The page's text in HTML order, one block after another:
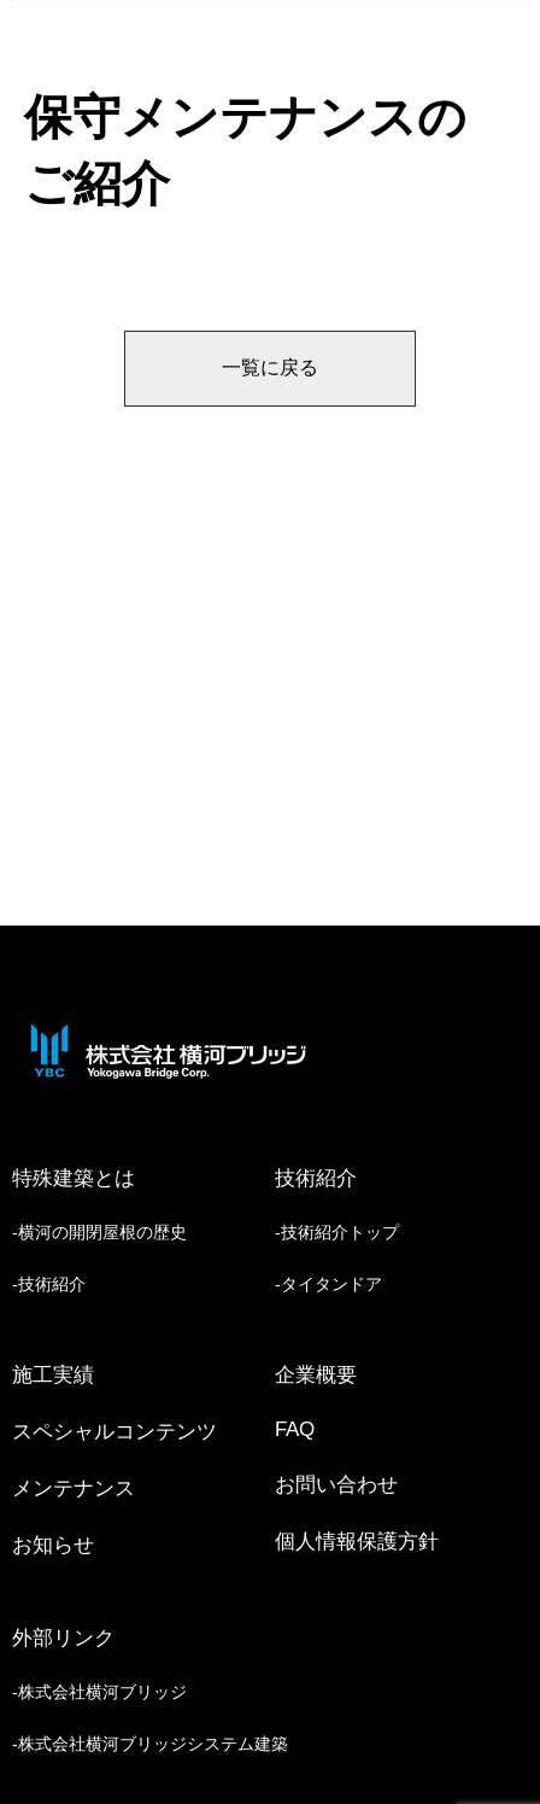
保守メンテナンスの
ご紹介
一覧に戻る
特殊建築とは
横河の開閉屋根の歴史
技術紹介
技術紹介
技術紹介トップ
タイタンドア
施工実績
スペシャルコンテンツ
メンテナンス
お知らせ
企業概要
FAQ
お問い合わせ
個人情報保護方針
外部リンク
株式会社横河ブリッジ
株式会社横河ブリッジシステム建築